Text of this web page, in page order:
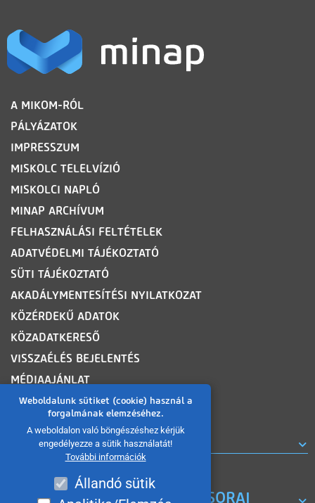
Weboldalunk sütiket (cookie) használ a
forgalmának elemzéséhez.
A weboldalon való böngészéshez kérjük
engedélyezze a sütik használatát!
További információk
Állandó sütik
LÁBLÉC
A MIKOM-RÓL
PÁLYÁZATOK
IMPRESSZUM
MISKOLC TELELVÍZIÓ
MISKOLCI NAPLÓ
MINAP ARCHÍVUM
FELHASZNÁLÁSI FELTÉTELEK
ADATVÉDELMI TÁJÉKOZTATÓ
SÜTI TÁJÉKOZTATÓ
AKADÁLYMENTESÍTÉSI NYILATKOZAT
KÖZÉRDEKŰ ADATOK
KÖZADATKERESŐ
VISSZAÉLÉS BEJELENTÉS
MÉDIAAJÁNLAT
OLDALTÉRKÉP
ROVATOK
A MISKOLC TV KORÁBBI MŰSORAI